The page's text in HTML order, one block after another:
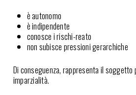
è autonomo
è indipendente
conosce i rischi-reato
non subisce pressioni gerarchiche
Di conseguenza, rappresenta il soggetto
imparzialità.